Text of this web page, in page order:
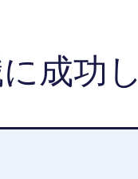
成功